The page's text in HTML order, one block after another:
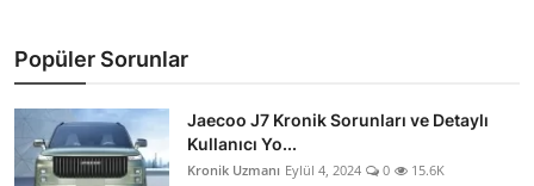
Popüler Sorunlar
Jaecoo J7 Kronik Sorunları ve Detaylı
Kullanıcı Yo...
Kronik Uzmanı Eylül 4, 2024 0 15.6K